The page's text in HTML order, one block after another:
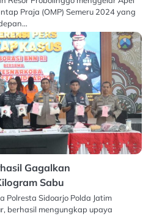
Praja (OMP) Semeru 2024 yang
Gagalkan
Sabu
Polresta Sidoarjo Polda Jatim
berhasil mengungkap upaya